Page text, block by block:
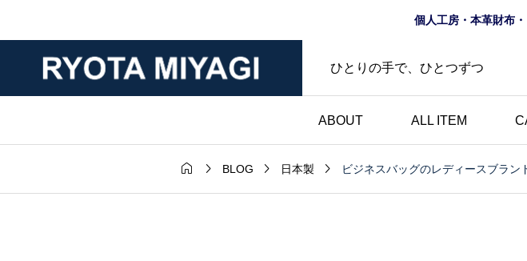
個人工房・本革財布
ひとりの手で、ひとつずつ
ABOUT ALL ITEM
財布
  BLOG  日本製  ビジネスバッグのレディースブラン